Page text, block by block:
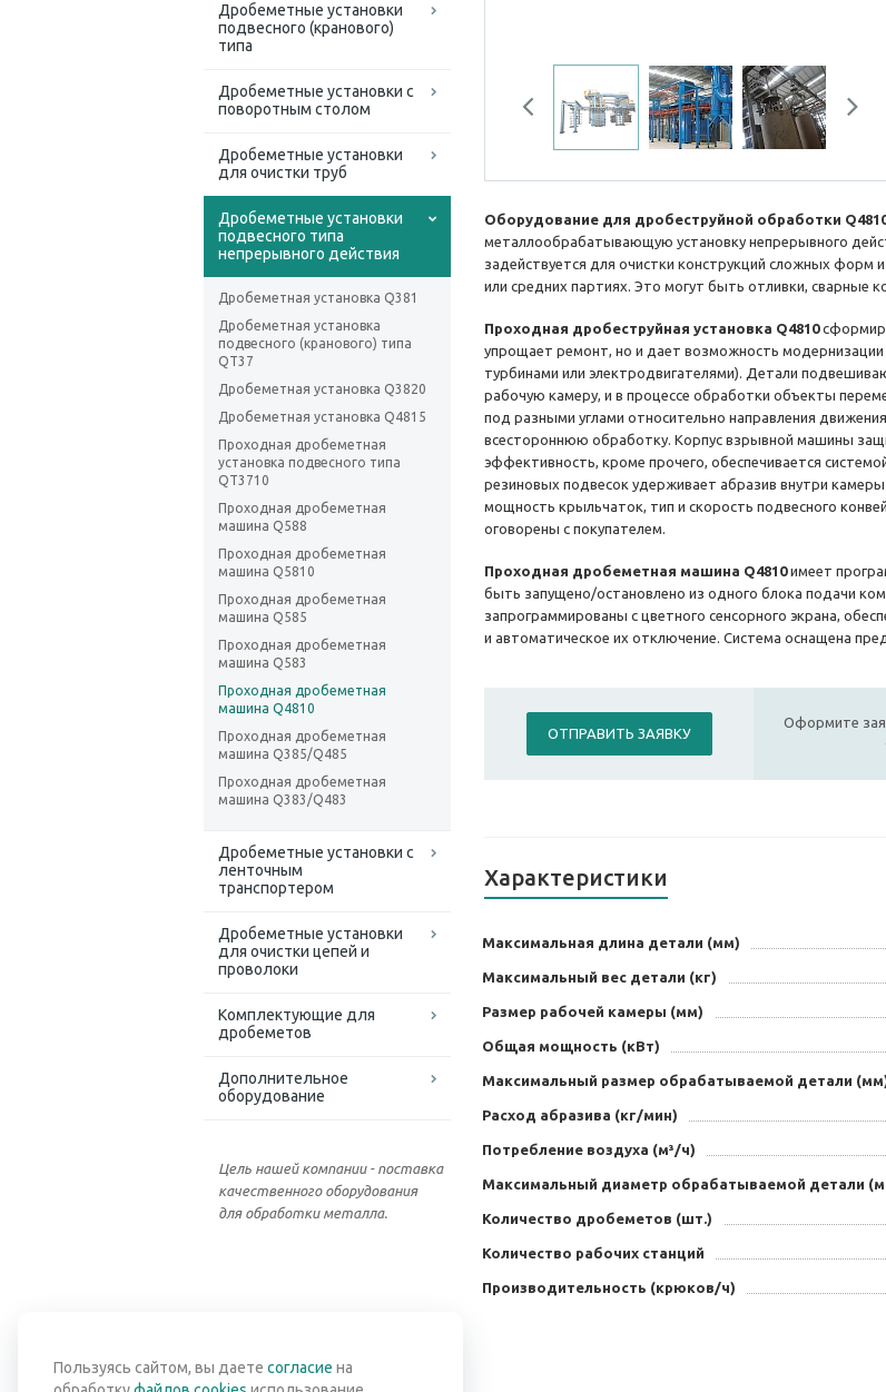
Дробеметные установки
подвесного (кранового)
типа
Дробеметные установки с
поворотным столом
Дробеметные установки
для очистки труб
Дробеметные установки
подвесного типа
непрерывного действия
Дробеметная установка Q381
Дробеметная установка
подвесного (кранового) типа
QT37
Дробеметная установка Q3820
Дробеметная установка Q4815
Проходная дробеметная
установка подвесного типа
QT3710
Проходная дробеметная
машина Q588
Проходная дробеметная
машина Q5810
Проходная дробеметная
машина Q585
Проходная дробеметная
машина Q583
Проходная дробеметная
машина Q4810
Проходная дробеметная
машина Q385/Q485
Проходная дробеметная
машина Q383/Q483
Дробеметные установки с
ленточным
транспортером
Дробеметные установки
для очистки цепей и
проволоки
Комплектующие для
дробеметов
Дополнительное
оборудование
Цель нашей компании - поставка
качественного оборудования
для обработки металла.
Previous Next
Оборудование для дробеструйной обработки
металлообрабатывающую установку непрерывного
задействуется для очистки конструкций сложных форм
или средних партиях. Это могут быть отливки, сварные
Проходная дробеструйная установка Q4810
упрощает ремонт, но и дает возможность
турбинами или электродвигателями). Детали
рабочую камеру, и в процессе обработки объекты
под разными углами относительно направления
всестороннюю обработку. Корпус взрывной машины
эффективность, кроме прочего, обеспечивается
резиновых подвесок удерживает абразив внутри
мощность крыльчаток, тип и скорость подвесного
оговорены с покупателем.
Проходная дробеметная машина Q4810имеет
быть запущено/остановлено из одного блока подачи
запрограммированы с цветного сенсорного экрана,
и автоматическое их отключение. Система оснащена
ОТПРАВИТЬ ЗАЯВКУ
Оформите
Характеристики
Максимальная длина детали (мм)
Максимальный вес детали (кг)
Размер рабочей камеры (мм)
Общая мощность (кВт)
Максимальный размер обрабатываемой детали
Расход абразива (кг/мин)
Потребление воздуха (м³/ч)
Максимальный диаметр обрабатываемой детали
Количество дробеметов (шт.)
Количество рабочих станций
Производительность (крюков/ч)
Вернуться к списку
Пользуясь сайтом, вы даете согласие на